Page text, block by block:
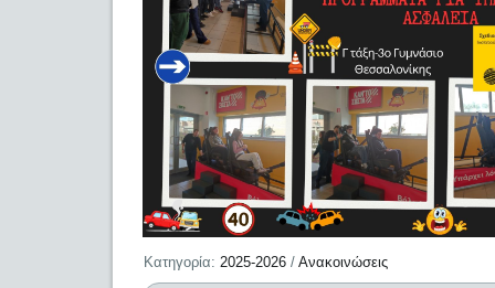
Κατηγορία: 2025-2026 /Ανακοινώσεις